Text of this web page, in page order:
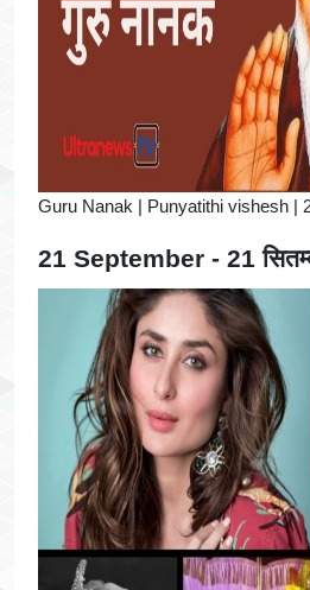
Guru Nanak | Punyatithi vishesh |
21 September - 21